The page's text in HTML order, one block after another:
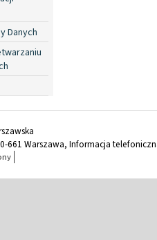
Danych
661 Warszawa, Informacja